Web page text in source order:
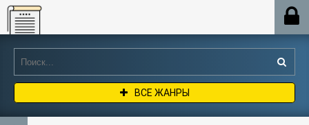
Online-knigi.org
ВСЕ ЖАНРЫ